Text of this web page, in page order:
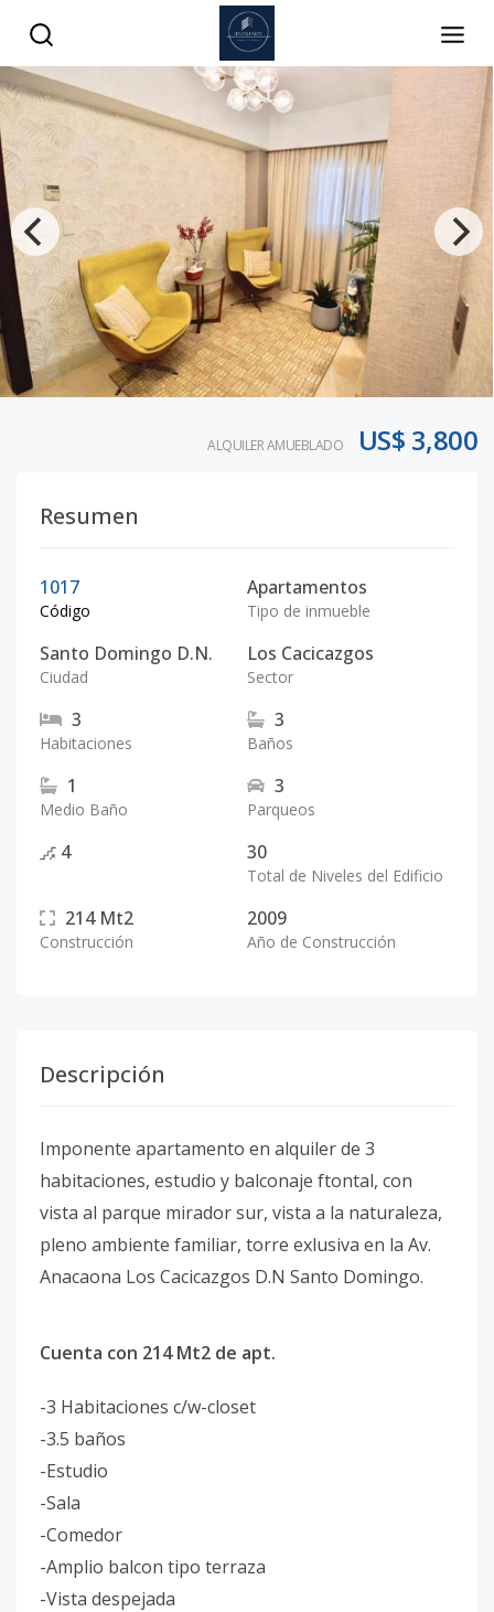
ALQUILER AMUEBLADO US$ 3,800
Resumen
1017
Código
Apartamentos
Tipo de inmueble
Santo Domingo D.N.
Ciudad
Los Cacicazgos
Sector
3
Habitaciones
3
Baños
1
Medio Baño
3
Parqueos
4 30
Total de Niveles del Edificio
214 Mt2
Construcción
2009
Año de Construcción
Descripción
Imponente apartamento en alquiler de 3
habitaciones, estudio y balconaje ftontal, con
vista al parque mirador sur, vista a la naturaleza,
pleno ambiente familiar, torre exlusiva en la Av.
Anacaona Los Cacicazgos D.N Santo Domingo.
Cuenta con 214 Mt2 de apt.
-3 Habitaciones c/w-closet
-3.5 baños
-Estudio
-Sala
-Comedor
-Amplio balcon tipo terraza
-Vista despejada